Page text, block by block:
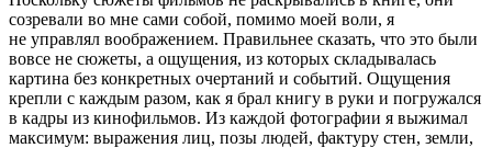
созревали во мне сами собой, помимо моей воли, я
не управлял воображением. Правильнее сказать, что это были
вовсе не сюжеты, а ощущения, из которых складывалась
картина без конкретных очертаний и событий. Ощущения
крепли с каждым разом, как я брал книгу в руки и погружался
в кадры из кинофильмов. Из каждой фотографии я выжимал
максимум: выражения лиц, позы людей, фактуру стен, земли,